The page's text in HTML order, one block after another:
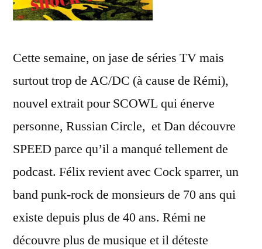
Cette semaine, on jase de séries TV mais
surtout trop de AC/DC (à cause de Rémi),
nouvel extrait pour SCOWL qui énerve
personne, Russian Circle, et Dan découvre
SPEED parce qu’il a manqué tellement de
podcast. Félix revient avec Cock sparrer, un
band punk-rock de monsieurs de 70 ans qui
existe depuis plus de 40 ans. Rémi ne
découvre plus de musique et il déteste